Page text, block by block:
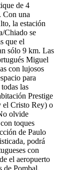
de 4
Con una
la estación
Chiado se
que el
sólo 9 km. Las
Miguel
con lujosos
para
las
Prestige
el Cristo Rey) o
olvide
toques
de Paulo
podrá
con
el aeropuerto
de Pombal.